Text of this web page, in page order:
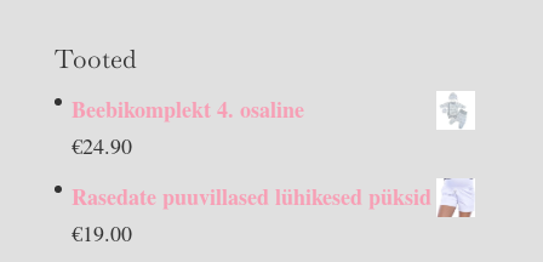
Tooted
Beebikomplekt 4. osaline
€24.90
Rasedate puuvillased lühikesed püksid
€19.00